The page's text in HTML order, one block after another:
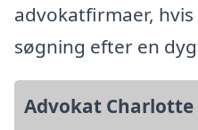
advokatfirmaer,
søgning efter en
Advokat Charlotte